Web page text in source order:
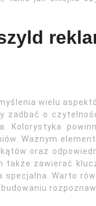
wielu
zadbać o
Kolorystyka
Ważnym
oraz
także zawierać
Warto